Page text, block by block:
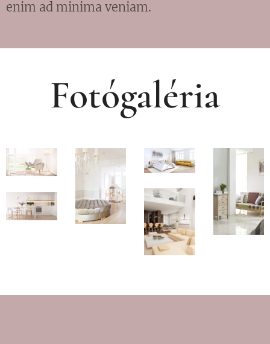
enim ad minima veniam.
Fotógaléria